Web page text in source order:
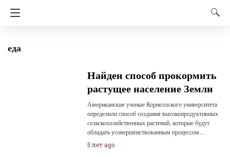
еда
Найден способ прокормить
растущее население Земли
Американские ученые Корнеллского университета
определили способ создания высокопродуктивных
сельскохозяйственных растений, которые будут
обладать усовершенствованным процессом…
5 лет ago